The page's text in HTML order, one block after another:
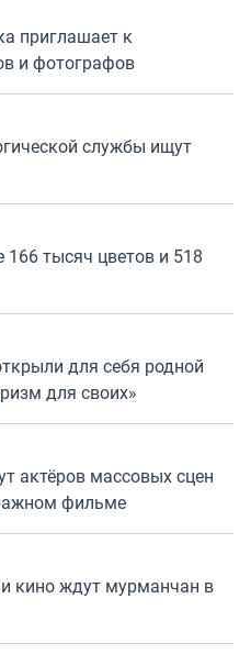
приглашает к
и фотографов
службы ищут
тысяч цветов и 518
для себя родной
для своих»
актёров массовых сцен
фильме
и кино ждут мурманчан в